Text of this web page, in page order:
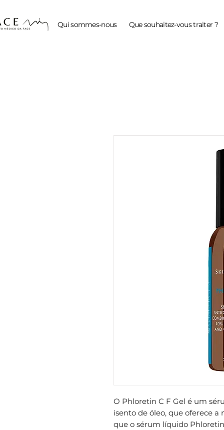
Qui sommes-nous Que souhaitez-vous traiter ?
O Phloretin C F Gel é um
isento de óleo, que oferece
que o sérum líquido